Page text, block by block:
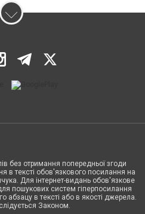
без отримання попередньої згоди
в тексті обов'язкового посилання на
Для інтернет-видань обов'язкове
пошукових систем гіперпосилання
абзацу в тексті або в якості джерела.
Законом.